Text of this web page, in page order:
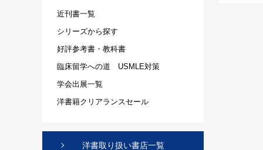
近刊書一覧
シリーズから探す
好評参考書・教科書
臨床留学への道 USMLE対策
学会出展一覧
洋書籍クリアランスセール
洋書取り扱い書店一覧